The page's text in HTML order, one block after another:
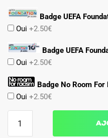
Badge UEFA
Oui +2.50€
Badge UEFA
Oui +2.50€
Badge No Room For
Oui +2.50€